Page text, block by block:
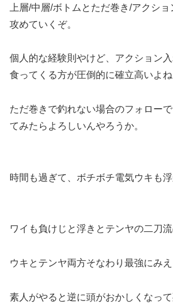
上層/中層/ボトムとただ巻き/アクシ
攻めていくぞ。
個人的な経験則やけど、アクション
食ってくる方が圧倒的に確立高いよね
ただ巻きで釣れない場合のフォロー
てみたらよろしいんやろうか。
時間も過ぎて、ボチボチ電気ウキも浮
ワイも負けじと浮きとテンヤの二刀
ウキとテンヤ両方そなわり最強にみえ
素人がやると逆に頭がおかしくなって